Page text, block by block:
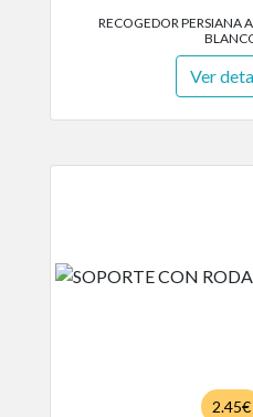
RECOGEDOR PERSIANA
Ver
2.45€